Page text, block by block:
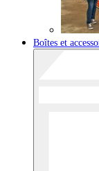
Boîtes et